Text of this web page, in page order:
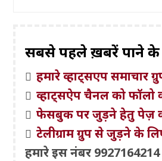
सबसे पहले ख़बरें पाने के
हमारे व्हाट्सएप समाचार
व्हाट्सऐप चैनल को फॉलो
फेसबुक पर जुड़ने हेतु पेज़
टेलीग्राम ग्रुप से जुड़ने के
हमारे इस नंबर